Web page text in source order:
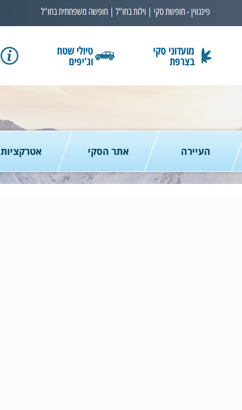
פינגווין - חופשת סקי | וילות בחו"ל | חופשה משפחתית בחו"ל
מועדוני סקי
בצרפת
טיולי שטח
וג'יפים
העיירה אתר הסקי אטרקציות